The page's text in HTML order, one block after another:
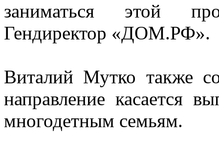
заниматься этой
Гендиректор «ДОМ.РФ».
Виталий Мутко также
направление касается
многодетным семьям.